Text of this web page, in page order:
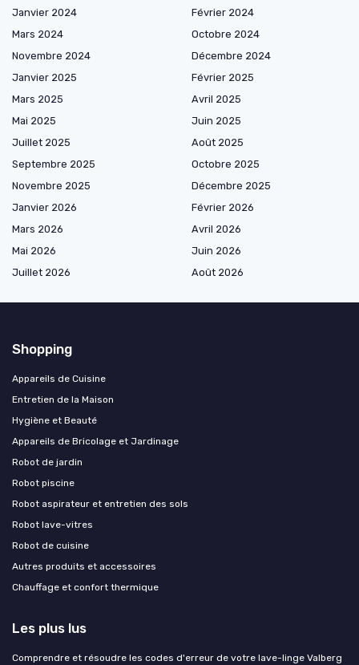
Janvier 2024
Février 2024
Mars 2024
Octobre 2024
Novembre 2024
Décembre 2024
Janvier 2025
Février 2025
Mars 2025
Avril 2025
Mai 2025
Juin 2025
Juillet 2025
Août 2025
Septembre 2025
Octobre 2025
Novembre 2025
Décembre 2025
Janvier 2026
Février 2026
Mars 2026
Avril 2026
Mai 2026
Juin 2026
Juillet 2026
Août 2026
Shopping
Appareils de Cuisine
Entretien de la Maison
Hygiène et Beauté
Appareils de Bricolage et Jardinage
Robot de jardin
Robot piscine
Robot aspirateur et entretien des sols
Robot lave-vitres
Robot de cuisine
Autres produits et accessoires
Chauffage et confort thermique
Les plus lus
Comprendre et résoudre les codes d'erreur de votre lave-linge Valberg